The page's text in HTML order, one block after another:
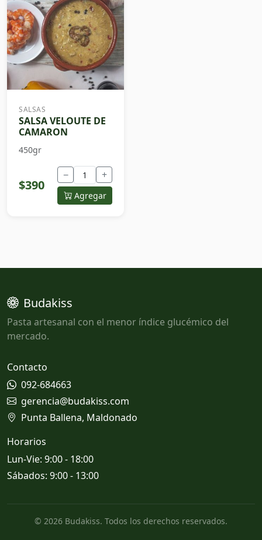
SALSAS
SALSA VELOUTE DE
CAMARON
450gr
$390
− +
Agregar
Budakiss
Pasta artesanal con el menor índice glucémico del
mercado.
Contacto
092-684663
gerencia@budakiss.com
Punta Ballena, Maldonado
Horarios
Lun-Vie: 9:00 - 18:00
Sábados: 9:00 - 13:00
© 2026 Budakiss. Todos los derechos reservados.